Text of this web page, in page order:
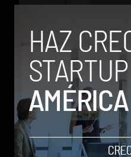
by Stiven Cartagena
TRENDING POSTS
Meta lanza
con modelos
generativa